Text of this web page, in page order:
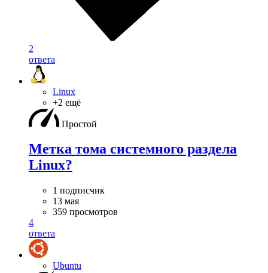
2
ответа
Linux
+2 ещё
Простой
Метка тома системного раздела
Linux?
1 подписчик
13 мая
359 просмотров
4
ответа
Ubuntu